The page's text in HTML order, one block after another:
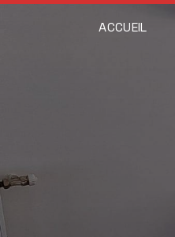
ACCUEIL